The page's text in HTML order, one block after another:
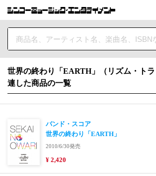
世界の終わり「EARTH」（リズム・ト
連した商品の一覧
バンド・スコア
世界の終わり「EARTH」
2010/6/30発売
¥ 2,420